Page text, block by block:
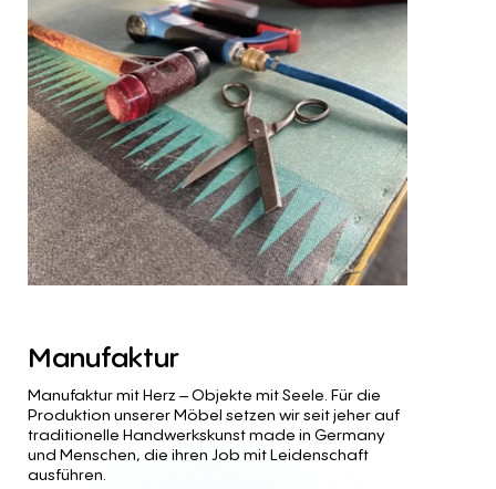
Manufaktur
Manufaktur mit Herz – Objekte mit Seele. Für die
Produktion unserer Möbel setzen wir seit jeher auf
traditionelle Handwerkskunst made in Germany
und Menschen, die ihren Job mit Leidenschaft
ausführen.